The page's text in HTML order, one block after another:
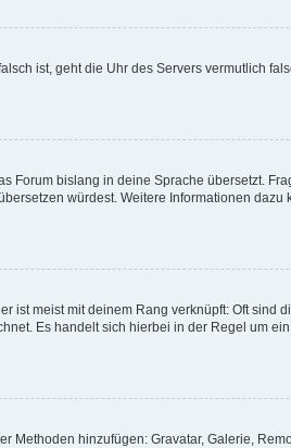
ist, geht die Uhr des Servers vermutlich
bislang in deine Sprache übersetzt.
würdest. Weitere Informationen dazu
meist mit deinem Rang verknüpft: Oft sind
Es handelt sich hierbei in der Regel um
Methoden hinzufügen: Gravatar, Galerie,